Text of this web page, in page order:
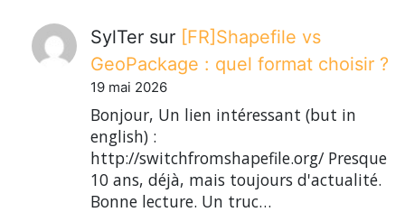
SylTer sur [FR]Shapefile vs
GeoPackage : quel format choisir ?
19 mai 2026
Bonjour, Un lien intéressant (but in
english) :
http://switchfromshapefile.org/ Presque
10 ans, déjà, mais toujours d'actualité.
Bonne lecture. Un truc…